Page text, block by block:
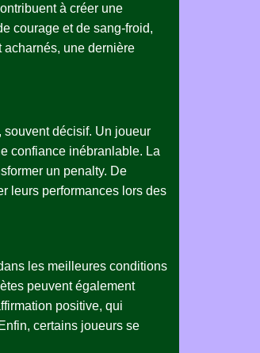
à créer une
courage et de sang-froid,
acharnés, une dernière
souvent décisif. Un joueur
confiance inébranlable. La
un penalty. De
leurs performances lors des
les meilleures conditions
peuvent également
positive, qui
certains joueurs se